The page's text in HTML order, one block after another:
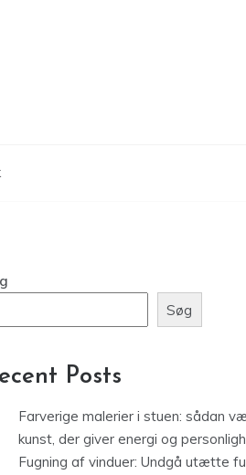
Søg
Posts
Farverige malerier i stuen: sådan
kunst, der giver energi og
Fugning af vinduer: Undgå utætte